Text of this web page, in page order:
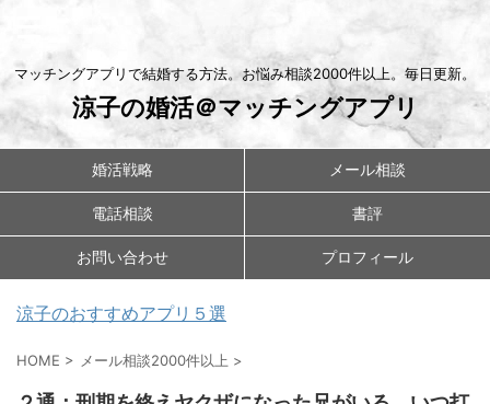
マッチングアプリで結婚する方法。お悩み相談2000件以上。毎日更新。
涼子の婚活＠マッチングアプリ
婚活戦略 メール相談
電話相談 書評
お問い合わせ プロフィール
涼子のおすすめアプリ５選
HOME > メール相談2000件以上 >